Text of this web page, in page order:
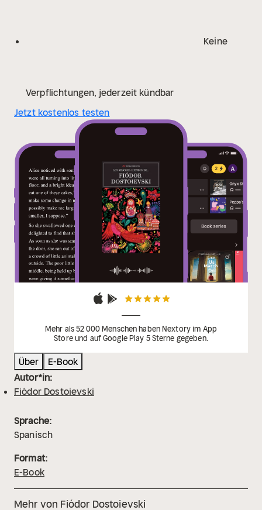
Keine
Verpflichtungen, jederzeit kündbar
Jetzt kostenlos testen
Mehr als 52 000 Menschen haben Nextory im App
Store und auf Google Play 5 Sterne gegeben.
Über
E-Book
Autor*in:
Fiódor Dostoievski
Sprache:
Spanisch
Format:
E-Book
Mehr von Fiódor Dostoievski